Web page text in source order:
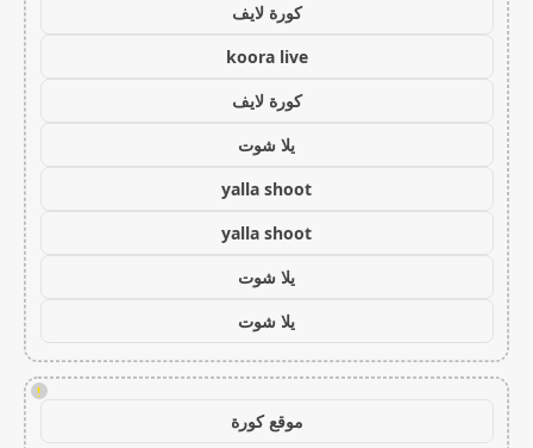
كورة لايف
koora live
كورة لايف
يلا شوت
yalla shoot
yalla shoot
يلا شوت
يلا شوت
!
موقع كورة